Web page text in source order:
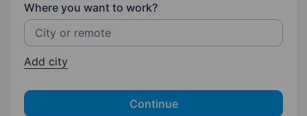
Where you want to work?
Add city
Continue